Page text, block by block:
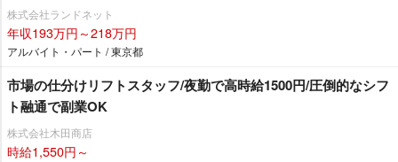
株式会社ランドネット
年収193万円～218万円
アルバイト・パート / 東京都
市場の仕分けリフトスタッフ/夜勤で高時給1500円/圧倒的なシフ
ト融通で副業OK
株式会社木田商店
時給1,550円～